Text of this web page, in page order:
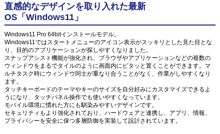
直感的なデザインを取り入れた最新
OS「Windows11」
Windows11 Pro 64bitインストールモデル。
Windows11ではスタートメニューのアイコン表示がスッキリとした見た目とな
り、目的のアプリケーションが探しやすくなりました。
スナップアシスト機能が強化され、ブラウザやアプリケーションなどの複数の
ウィンドウをまるでタイルのように画面内にピタッと置くことができます。マ
ルチタスク時にウィンドウ同士が重なり合うことがなく、作業がしやすくなり
ます。
タッチキーボードのテーマやキーのサイズを自分好みにカスタマイズできるよ
うになり、タッチパネル操作でも使いやすくなっています。
モバイル環境に慣れた方にも馴染みやすいデザインです。
セキュリティもより強化されており、ハードウェアと連携し、アプリ、情報、
プライバシーを安全に保つ多層防御を実装して設計されています。